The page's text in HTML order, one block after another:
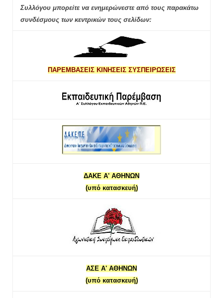
Συλλόγου μπορείτε να ενημερώνεστε από τους παρακάτω
συνδέσμους των κεντρικών τους σελίδων:
ΠΑΡΕΜΒΑΣΕΙΣ ΚΙΝΗΣΕΙΣ ΣΥΣΠΕΙΡΩΣΕΙΣ
ΔΑΚΕ Α' ΑΘΗΝΩΝ
(υπό κατασκευή)
ΑΣΕ Α' ΑΘΗΝΩΝ
(υπό κατασκευή)